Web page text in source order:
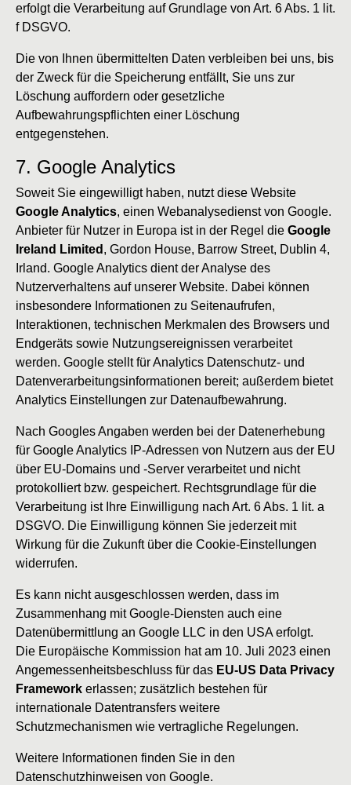
erfolgt die Verarbeitung auf Grundlage von Art. 6 Abs. 1 lit.
f DSGVO.
Die von Ihnen übermittelten Daten verbleiben bei uns, bis
der Zweck für die Speicherung entfällt, Sie uns zur
Löschung auffordern oder gesetzliche
Aufbewahrungspflichten einer Löschung
entgegenstehen.
7. Google Analytics
Soweit Sie eingewilligt haben, nutzt diese Website
Google Analytics, einen Webanalysedienst von Google.
Anbieter für Nutzer in Europa ist in der Regel die Google
Ireland Limited , Gordon House, Barrow Street, Dublin 4,
Irland. Google Analytics dient der Analyse des
Nutzerverhaltens auf unserer Website. Dabei können
insbesondere Informationen zu Seitenaufrufen,
Interaktionen, technischen Merkmalen des Browsers und
Endgeräts sowie Nutzungsereignissen verarbeitet
werden. Google stellt für Analytics Datenschutz- und
Datenverarbeitungsinformationen bereit; außerdem bietet
Analytics Einstellungen zur Datenaufbewahrung.
Nach Googles Angaben werden bei der Datenerhebung
für Google Analytics IP-Adressen von Nutzern aus der EU
über EU-Domains und -Server verarbeitet und nicht
protokolliert bzw. gespeichert. Rechtsgrundlage für die
Verarbeitung ist Ihre Einwilligung nach Art. 6 Abs. 1 lit. a
DSGVO. Die Einwilligung können Sie jederzeit mit
Wirkung für die Zukunft über die Cookie-Einstellungen
widerrufen.
Es kann nicht ausgeschlossen werden, dass im
Zusammenhang mit Google-Diensten auch eine
Datenübermittlung an Google LLC in den USA erfolgt.
Die Europäische Kommission hat am 10. Juli 2023 einen
Angemessenheitsbeschluss für das EU-US Data Privacy
Framework erlassen; zusätzlich bestehen für
internationale Datentransfers weitere
Schutzmechanismen wie vertragliche Regelungen.
Weitere Informationen finden Sie in den
Datenschutzhinweisen von Google.